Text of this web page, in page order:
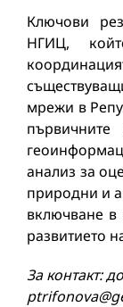
Ключови
НГИЦ,
мрежи в
анализ за
природни и
включване
развитието
За контакт: